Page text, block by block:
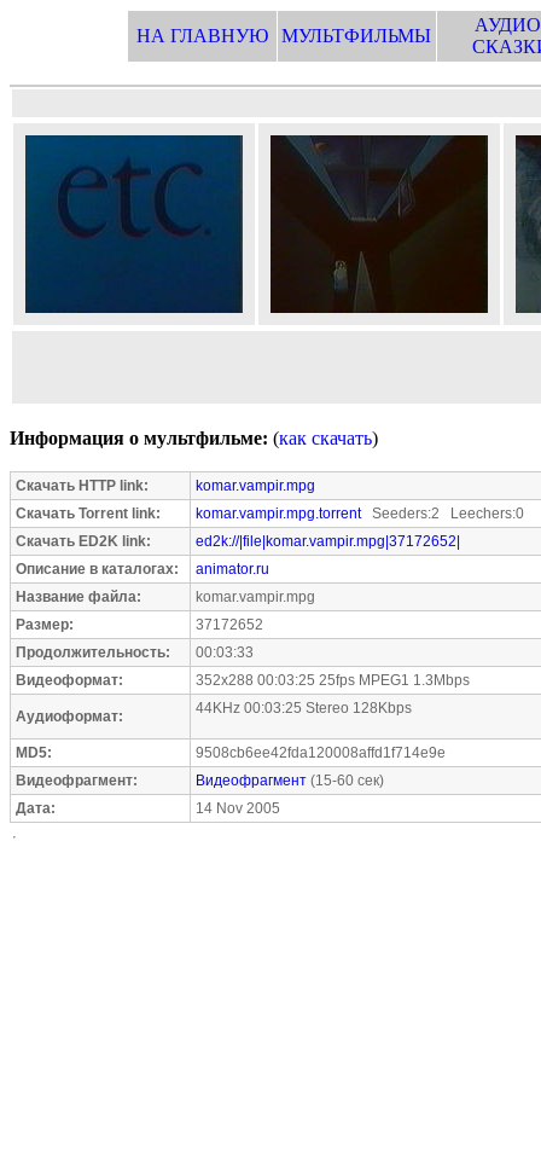
НА ГЛАВНУЮ МУЛЬТФИЛЬМЫ
Информация о мультфильме: (как скачать)
Скачать HTTP link:
komar.vampir.mpg
Скачать Torrent link:
komar.vampir.mpg.torrentSeeders:2 Leechers:0
Скачать ED2K link:
ed2k://|file|komar.vampir.mpg|37172652|
Описание в каталогах:
animator.ru
Название файла:
komar.vampir.mpg
Размер:
37172652
Продолжительность:
00:03:33
Видеоформат:
352x288 00:03:25 25fps MPEG1 1.3Mbps
Аудиоформат: 44KHz 00:03:25 Stereo 128Kbps
MD5:
9508cb6ee42fda120008affd1f714e9e
Видеофрагмент:
Видеофрагмент (15-60 сек)
Дата:
14 Nov 2005